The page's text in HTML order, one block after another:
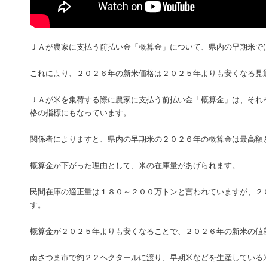
ＪＡが農家に支払う前払い金「概算金」について、県内の早期米
これにより、２０２６年の新米価格は２０２５年よりも安くなる
ＪＡが米を集荷する際に農家に支払う前払い金「概算金」は、そ
格の指標にもなっています。
関係者によりますと、県内の早期米の２０２６年の概算金は最高
概算金が下がった理由として、米の在庫量があげられます。
民間在庫の適正量は１８０～２００万トンと言われていますが、
す。
概算金が２０２５年よりも安くなることで、２０２６年の新米の
南さつま市で約２２ヘクタールに渡り、早期米などを生産してい